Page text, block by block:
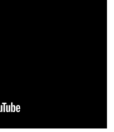
哪些？搬家禁忌要注